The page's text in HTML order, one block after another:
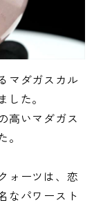
マダガスカル
た。
高いマダガス
ォーツは、恋
なパワースト